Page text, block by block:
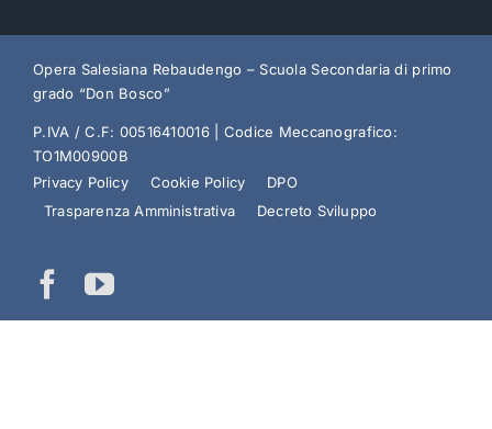
Opera Salesiana Rebaudengo – Scuola Secondaria di primo
grado “Don Bosco”
P.IVA / C.F: 00516410016 | Codice Meccanografico:
TO1M00900B
Privacy Policy
Cookie Policy
DPO
Trasparenza Amministrativa
Decreto Sviluppo